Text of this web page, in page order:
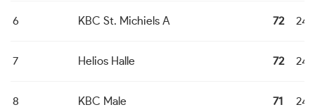
6 KBC St. Michiels A 72 24
7 Helios Halle 72 24
8 KBC Male 71 24